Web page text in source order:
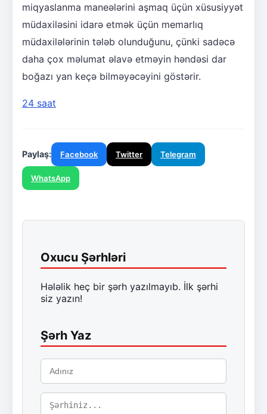
miqyaslanma maneələrini aşmaq üçün xüsusiyyət
müdaxiləsini idarə etmək üçün memarlıq
müdaxilələrinin tələb olunduğunu, çünki sadəcə
daha çox məlumat əlavə etməyin həndəsi dar
boğazı yan keçə bilməyəcəyini göstərir.
24 saat
Paylaş: Facebook Twitter Telegram
WhatsApp
Oxucu Şərhləri
Hələlik heç bir şərh yazılmayıb. İlk şərhi
siz yazın!
Şərh Yaz